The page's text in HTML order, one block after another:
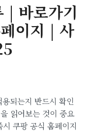
| 바로가기
이지 | 사
되는지 반드시 확인
읽어보는 것이 중요
쿠팡 공식 홈페이지